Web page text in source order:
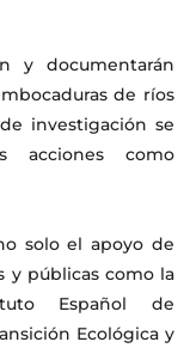
y documentarán
de ríos
investigación se
acciones como
solo el apoyo de
y públicas como la
Español de
Ecológica y